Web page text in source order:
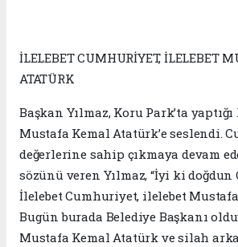
İLELEBET CUMHURİYET, İLELEBET
ATATÜRK
Başkan Yılmaz, Koru Park’ta
Mustafa Kemal Atatürk’e seslendi.
değerlerine sahip çıkmaya devam
sözünü veren Yılmaz, “İyi ki
İlelebet Cumhuriyet, ilelebet
Bugün burada Belediye Başkanı
Mustafa Kemal Atatürk ve silah